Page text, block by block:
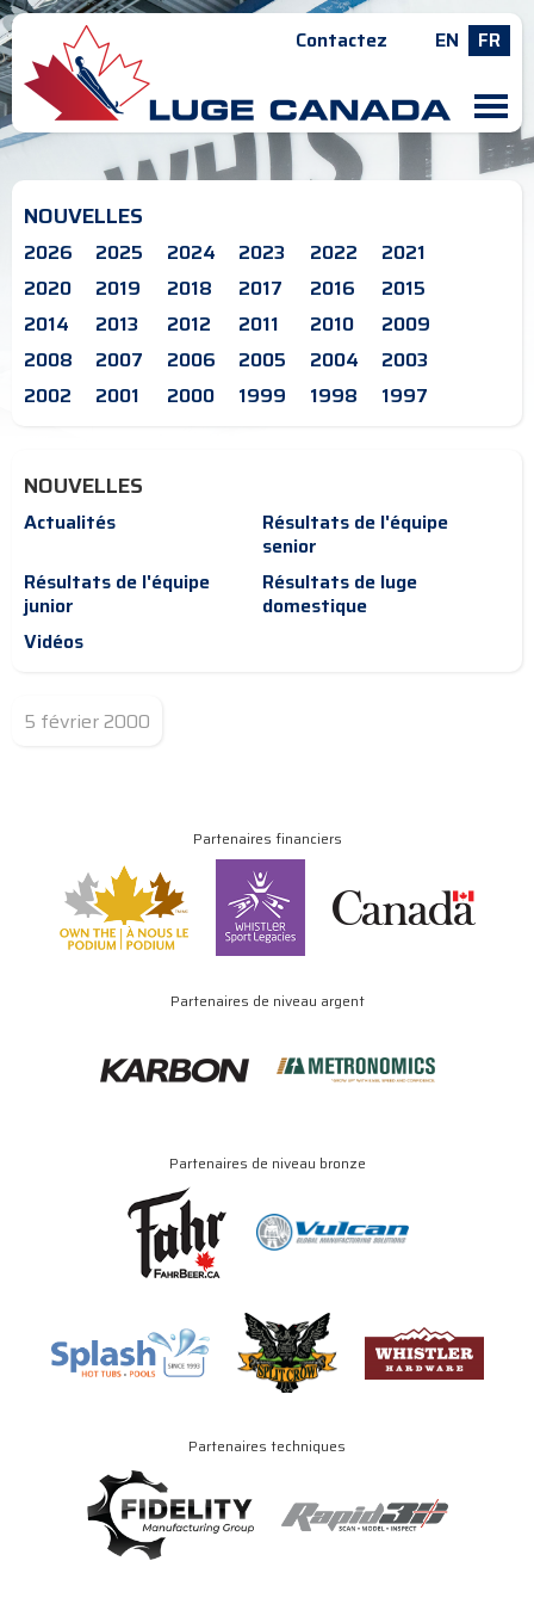
Contactez EN FR
M
NOUVELLES
2026 2025 2024 2023 2022
2021
2020
2019 2018 2017 2016
2015
2014
2013 2012 2011 2010
2009
2008
2007 2006 2005 2004
2003
2002
2001 2000 1999 1998 1997
NOUVELLES
Actualités
Résultats de l'équipe
senior
Résultats de l'équipe
junior
Résultats de luge
domestique
Vidéos
5 février 2000
Partenaires financiers
Partenaires de niveau argent
Partenaires de niveau bronze
Partenaires techniques